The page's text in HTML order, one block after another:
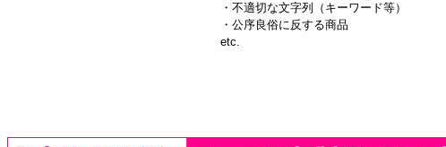
・不適切な文字列（キーワード等）
・公序良俗に反する商品
etc.